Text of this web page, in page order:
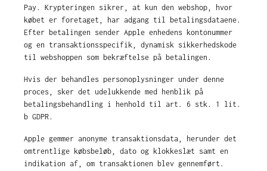
Pay. Krypteringen sikrer, at kun den webshop, hvor
købet er foretaget, har adgang til betalingsdataene.
Efter betalingen sender Apple enhedens kontonummer
og en transaktionsspecifik, dynamisk sikkerhedskode
til webshoppen som bekræftelse på betalingen.
Hvis der behandles personoplysninger under denne
proces, sker det udelukkende med henblik på
betalingsbehandling i henhold til art. 6 stk. 1 lit.
b GDPR.
Apple gemmer anonyme transaktionsdata, herunder det
omtrentlige købsbeløb, dato og klokkeslæt samt en
indikation af, om transaktionen blev gennemført.